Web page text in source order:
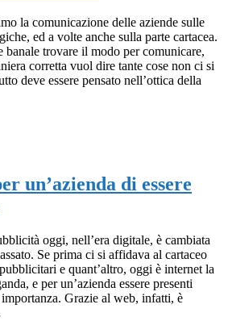
la comunicazione delle aziende sulle
ed a volte anche sulla parte cartacea.
banale trovare il modo per comunicare,
corretta vuol dire tante cose non ci si
deve essere pensato nell’ottica della
un’azienda di essere
oggi, nell’era digitale, è cambiata
Se prima ci si affidava al cartaceo
e quant’altro, oggi è internet la
e per un’azienda essere presenti
Grazie al web, infatti, è